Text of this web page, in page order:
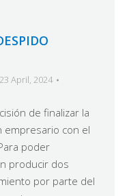
23 April, 2024
de finalizar la
empresario con el
poder
producir dos
por parte del